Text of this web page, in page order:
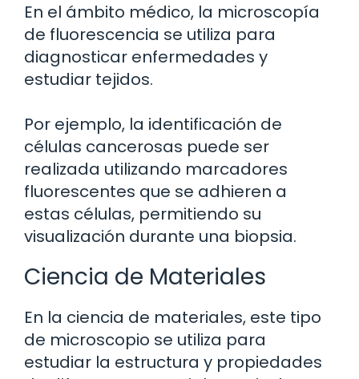
En el ámbito médico, la microscopía
de fluorescencia se utiliza para
diagnosticar enfermedades y
estudiar tejidos.
Por ejemplo, la identificación de
células cancerosas puede ser
realizada utilizando marcadores
fluorescentes que se adhieren a
estas células, permitiendo su
visualización durante una biopsia.
Ciencia de Materiales
En la ciencia de materiales, este tipo
de microscopio se utiliza para
estudiar la estructura y propiedades